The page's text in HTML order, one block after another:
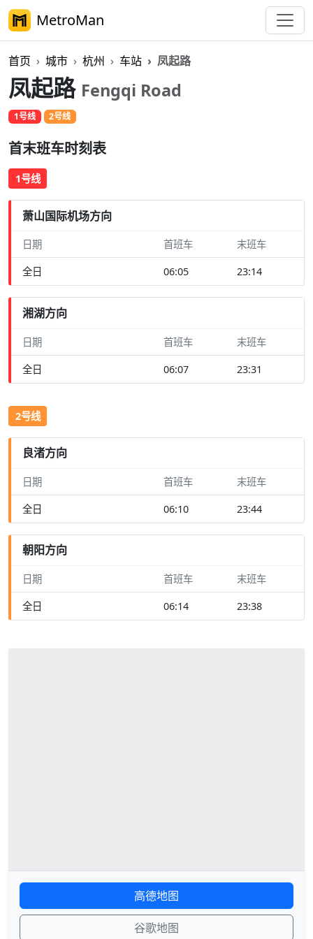
MetroMan
首页 城市 杭州 车站 凤起路
凤起路 Fengqi Road
1号线 2号线
首末班车时刻表
1号线
萧山国际机场方向
日期 首班车 末班车
全日 06:05 23:14
湘湖方向
日期 首班车 末班车
全日 06:07 23:31
2号线
良渚方向
日期 首班车 末班车
全日 06:10 23:44
朝阳方向
日期 首班车 末班车
全日 06:14 23:38
高德地图
谷歌地图